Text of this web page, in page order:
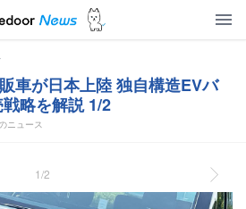
車が日本上陸 独自構造EVバ
略を解説 1/2
ニュース
1/2